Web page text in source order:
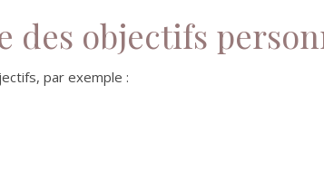
des objectifs
par exemple :